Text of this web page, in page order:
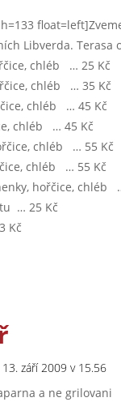
Libverda.
chléb … 25 Kč
chléb … 35 Kč
chléb … 45 Kč
chléb … 45 Kč
chléb … 55 Kč
chléb … 55 Kč
hořčice, chléb
… 25 Kč
Kč
13. září 2009 v 15.56
a ne grilovani